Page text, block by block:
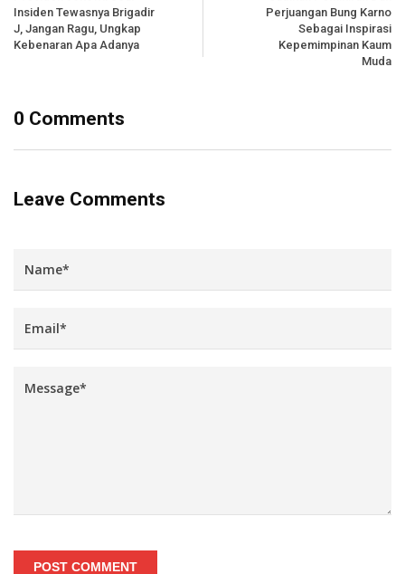
Insiden Tewasnya Brigadir
J, Jangan Ragu, Ungkap
Kebenaran Apa Adanya
Perjuangan Bung Karno
Sebagai Inspirasi
Kepemimpinan Kaum
Muda
0 Comments
Leave Comments
POST COMMENT